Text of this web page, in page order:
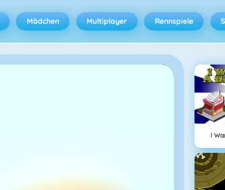
Mädchen Multiplayer Rennspiele
I